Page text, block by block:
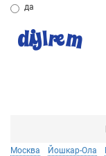
да
Москва Йошкар-Ола